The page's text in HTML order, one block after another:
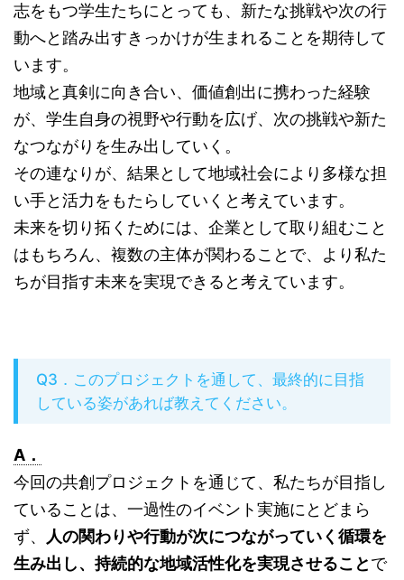
志をもつ学生たちにとっても、新たな挑戦や次の行
動へと踏み出すきっかけが生まれることを期待して
います。
地域と真剣に向き合い、価値創出に携わった経験
が、学生自身の視野や行動を広げ、次の挑戦や新た
なつながりを生み出していく。
その連なりが、結果として地域社会により多様な担
い手と活力をもたらしていくと考えています。
未来を切り拓くためには、企業として取り組むこと
はもちろん、複数の主体が関わることで、より私た
ちが目指す未来を実現できると考えています。
Q3．このプロジェクトを通して、最終的に目指
している姿があれば教えてください。
A．
今回の共創プロジェクトを通じて、私たちが目指し
ていることは、一過性のイベント実施にとどまら
ず、 人の関わりや行動が次につながっていく循環を
生み出し、持続的な地域活性化を実現させることで